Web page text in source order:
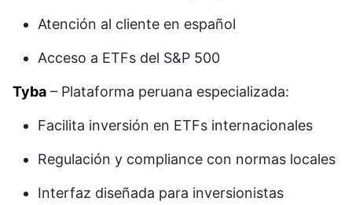
Atención al cliente en español
Acceso a ETFs del S&P 500
Tyba – Plataforma peruana especializada:​
Facilita inversión en ETFs internacionales
Regulación y compliance con normas locales
Interfaz diseñada para inversionistas